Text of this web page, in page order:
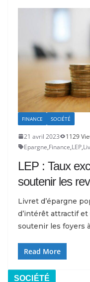
FINANCE SOCIÉTÉ
21 avril 2023
1129
Epargne,Finance,LEP,
LEP : Taux
soutenir les
Livret d’épargne
d’intérêt attractif
soutenir les foyers
Read More
SOCIÉTÉ